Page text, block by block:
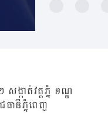
សង្កាត់វត្តភ្នំ ខណ្ឌ
ធានីភ្នំពេញ